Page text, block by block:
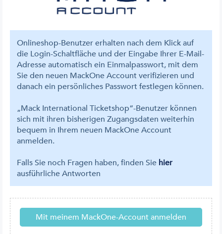
Onlineshop-Benutzer erhalten nach dem Klick auf
die Login-Schaltfläche und der Eingabe Ihrer E-Mail-
Adresse automatisch ein Einmalpasswort, mit dem
Sie den neuen MackOne Account verifizieren und
danach ein persönliches Passwort festlegen können.
„Mack International Ticketshop“-Benutzer können
sich mit ihren bisherigen Zugangsdaten weiterhin
bequem in Ihrem neuen MackOne Account
anmelden.
Falls Sie noch Fragen haben, finden Sie hier
ausführliche Antworten